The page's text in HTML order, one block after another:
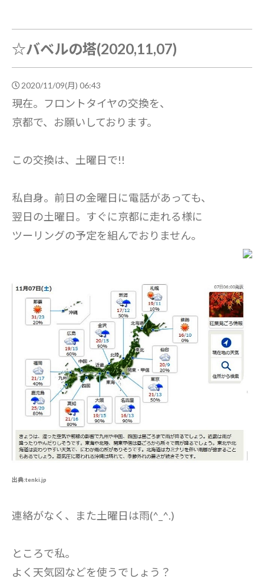
☆バベルの塔(2020,11,07)
2020/11/09(月) 06:43
現在。フロントタイヤの交換を、
京都で、お願いしております。
この交換は、土曜日で!!
私自身。前日の金曜日に電話があっても、
翌日の土曜日。すぐに京都に走れる様に
ツーリングの予定を組んでおりません。
出典:tenki.jp
連絡がなく、また土曜日は雨(^_^.)
ところで私。
よく天気図などを使うでしょう？